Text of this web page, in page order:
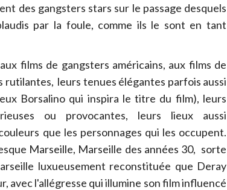
des gangsters stars sur le passage desquels
par la foule, comme ils le sont en tant
films de gangsters américains, aux films de
rutilantes, leurs tenues élégantes parfois aussi
Borsalino qui inspira le titre du film), leurs
ou provocantes, leurs lieux aussi
que les personnages qui les occupent.
Marseille, Marseille des années 30, sorte
luxueusement reconstituée que Deray
avec l'allégresse qui illumine son film influencé